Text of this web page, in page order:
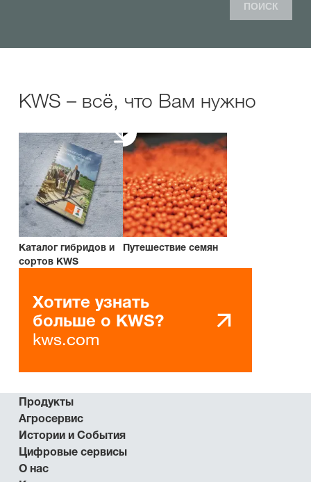
ПОИСК
KWS – всё, что Вам нужно
Каталог гибридов и
сортов KWS
Путешествие семян
Хотите узнать
больше о KWS?
kws.com
Продукты
Агросервис
Истории и События
Цифровые сервисы
О нас